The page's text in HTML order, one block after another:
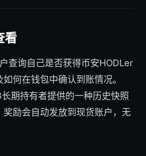
看
查询自己是否获得币安HODLer
何在钱包中确认到账情况。
期持有者提供的一种历史快照
励会自动发放到现货账户，无